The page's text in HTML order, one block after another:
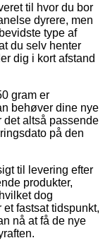
til hvor du bor
dyrere, men
type af
du selv henter
dig i kort afstand
gram er
behøver dine nye
det altså passende
på den
til levering efter
produkter,
dog
fastsat tidspunkt,
nå at få de nye